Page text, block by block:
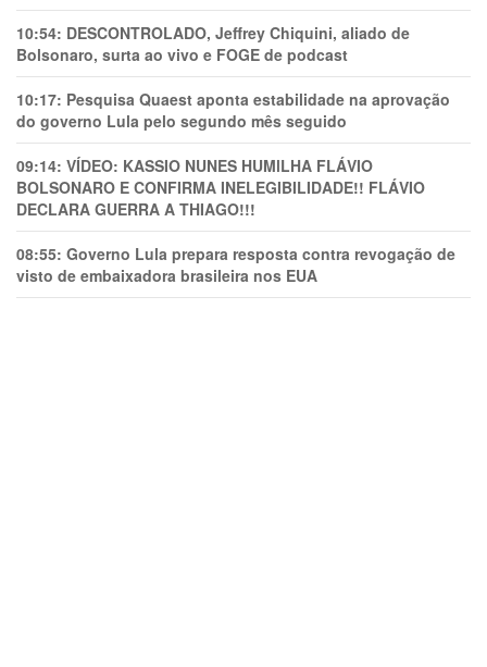
10:54: DESCONTROLADO, Jeffrey Chiquini, aliado de
Bolsonaro, surta ao vivo e FOGE de podcast
10:17: Pesquisa Quaest aponta estabilidade na aprovação
do governo Lula pelo segundo mês seguido
09:14: VÍDEO: KASSIO NUNES HUMlLHA FLÁVIO
BOLSONARO E CONFIRMA INELEGIBILIDADE!! FLÁVIO
DECLARA GUERRA A THIAGO!!!
08:55: Governo Lula prepara resposta contra revogação de
visto de embaixadora brasileira nos EUA